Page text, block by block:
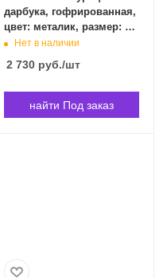
дарбука, гофрированная,
цвет: металик, размер: 5'
(13см) x 10' (24см), YUKA
Владивостоке
Нет в наличии
2 730руб./шт
найти Под заказ